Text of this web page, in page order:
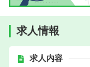
求人情報
求人内容